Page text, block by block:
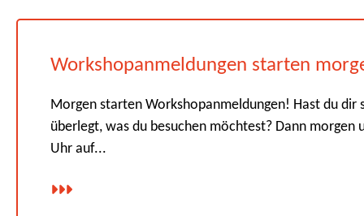
Workshopanmeldungen starten
Morgen starten Workshopanmeldungen! Hast du dir
überlegt, was du besuchen möchtest? Dann morgen
Uhr auf...